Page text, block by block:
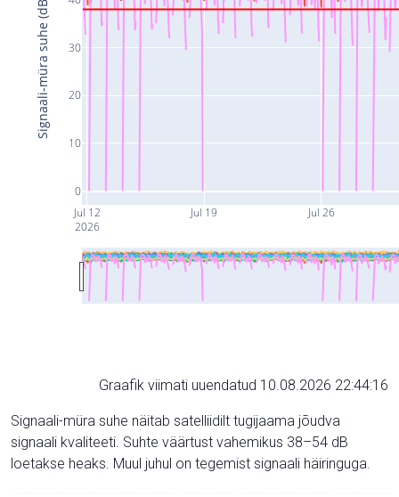
Jul 12
2026
Jul 19 Jul 26
0
10
20
30
Signaali-müra suhe (dB)
Graafik viimati uuendatud 10.08.2026 22:44:16
Signaali-müra suhe näitab satelliidilt tugijaama jõudva
signaali kvaliteeti. Suhte väärtust vahemikus 38–54 dB
loetakse heaks. Muul juhul on tegemist signaali häiringuga.